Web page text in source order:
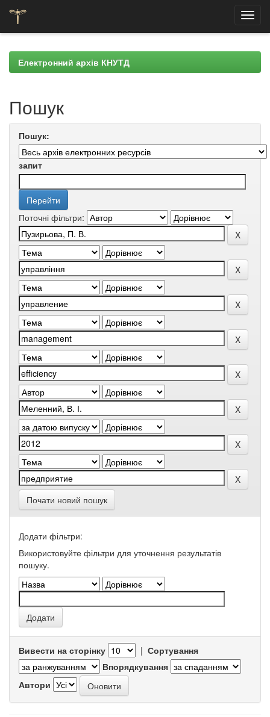
navigationЕлектронний архів КНУТД
Пошук
Пошук:
запит
Поточні фільтри:
Почати новий пошук
Додати фільтри:
Використовуйте фільтри для уточнення результатів
пошуку.
Вивести на сторінку | Сортування
Впорядкування
Автори